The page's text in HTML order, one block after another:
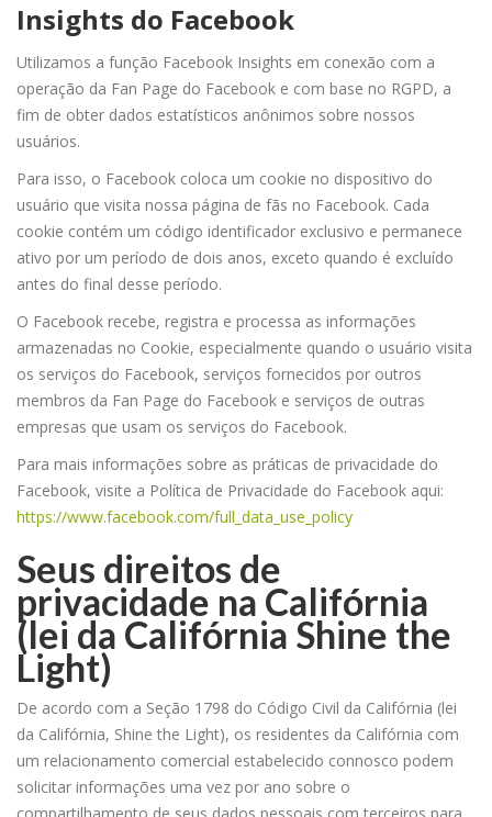
Insights do Facebook
Utilizamos a função Facebook Insights em conexão com a
operação da Fan Page do Facebook e com base no RGPD, a
fim de obter dados estatísticos anônimos sobre nossos
usuários.
Para isso, o Facebook coloca um cookie no dispositivo do
usuário que visita nossa página de fãs no Facebook. Cada
cookie contém um código identificador exclusivo e permanece
ativo por um período de dois anos, exceto quando é excluído
antes do final desse período.
O Facebook recebe, registra e processa as informações
armazenadas no Cookie, especialmente quando o usuário visita
os serviços do Facebook, serviços fornecidos por outros
membros da Fan Page do Facebook e serviços de outras
empresas que usam os serviços do Facebook.
Para mais informações sobre as práticas de privacidade do
Facebook, visite a Política de Privacidade do Facebook aqui:
https://www.facebook.com/full_data_use_policy
Seus direitos de
privacidade na Califórnia
(lei da Califórnia Shine the
Light)
De acordo com a Seção 1798 do Código Civil da Califórnia (lei
da Califórnia, Shine the Light), os residentes da Califórnia com
um relacionamento comercial estabelecido connosco podem
solicitar informações uma vez por ano sobre o